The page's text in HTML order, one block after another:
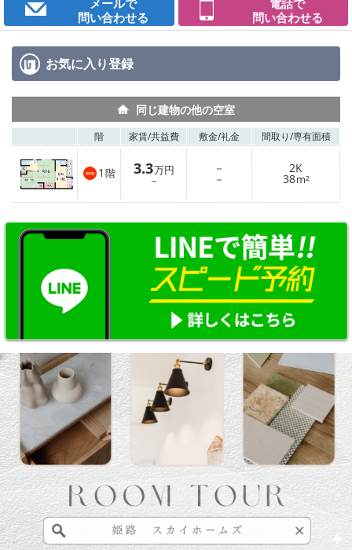
メールで
問い合わせる
電話で
問い合わせる
お気に入り登録
同じ建物の他の空室
階 家賃/共益費 敷金/礼金 間取り/専有面積
1 階 3.3万円
－
－
－
2K
38m²